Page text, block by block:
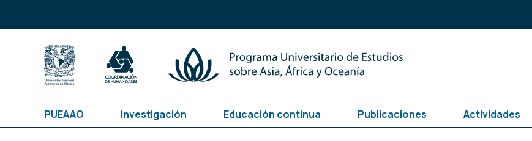
PUEAAO Investigación Educación continua Publicaciones Actividades